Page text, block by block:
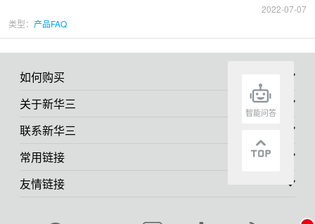
2022-07-07
类型： 产品FAQ
如何购买
关于新华三
联系新华三
常用链接
友情链接
智能问答